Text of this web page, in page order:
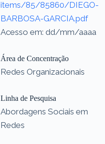
items/85/85860/DIEGO-
BARBOSA-GARCIA.pdf
Acesso em: dd/mm/aaaa
Área de Concentração
Redes Organizacionais
Linha de Pesquisa
Abordagens Sociais em
Redes